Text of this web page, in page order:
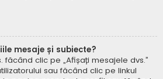
mesaje și subiecte?
făcând clic pe „Afișați mesajele dvs.”
sau făcând clic pe linkul